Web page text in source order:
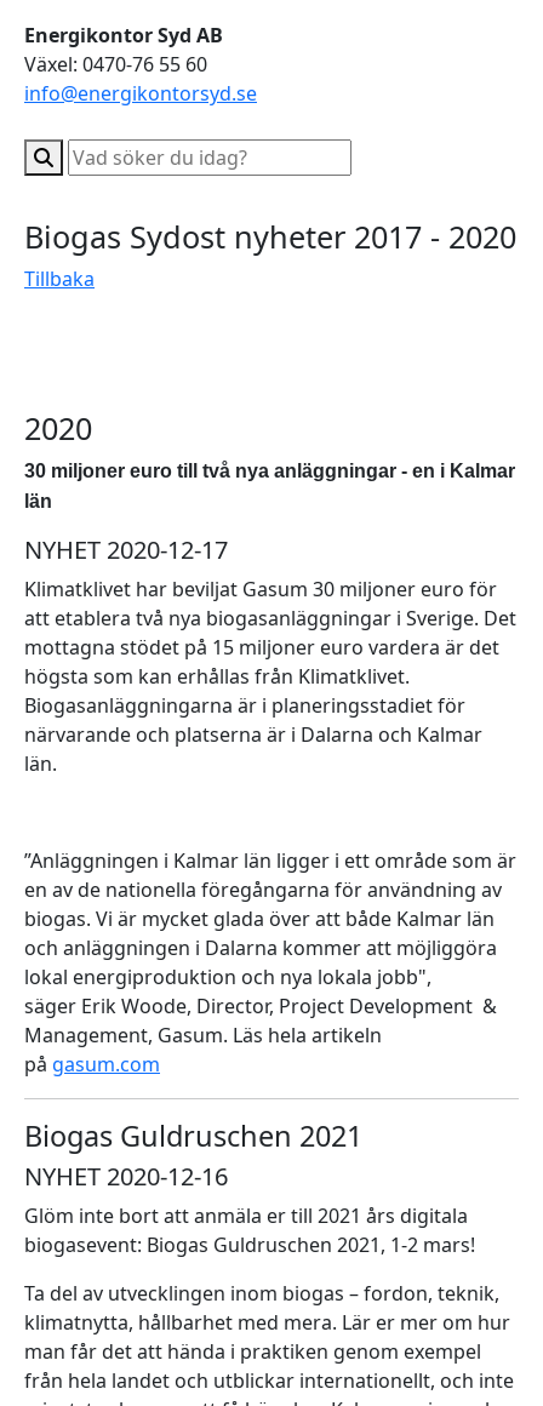
Energikontor Syd AB
Växel: 0470-76 55 60
info@energikontorsyd.se
Biogas Sydost nyheter 2017 - 2020
Tillbaka
2020
30 miljoner euro till två nya anläggningar - en i Kalmar
län
NYHET 2020-12-17
Klimatklivet har beviljat Gasum 30 miljoner euro för
att etablera två nya biogasanläggningar i Sverige. Det
mottagna stödet på 15 miljoner euro vardera är det
högsta som kan erhållas från Klimatklivet.
Biogasanläggningarna är i planeringsstadiet för
närvarande och platserna är i Dalarna och Kalmar
län.
”Anläggningen i Kalmar län ligger i ett område som är
en av de nationella föregångarna för användning av
biogas. Vi är mycket glada över att både Kalmar län
och anläggningen i Dalarna kommer att möjliggöra
lokal energiproduktion och nya lokala jobb",
säger Erik Woode, Director, Project Development &
Management, Gasum. Läs hela artikeln
på gasum.com
Biogas Guldruschen 2021
NYHET 2020-12-16
Glöm inte bort att anmäla er till 2021 års digitala
biogasevent: Biogas Guldruschen 2021, 1-2 mars!
Ta del av utvecklingen inom biogas – fordon, teknik,
klimatnytta, hållbarhet med mera. Lär er mer om hur
man får det att hända i praktiken genom exempel
från hela landet och utblickar internationellt, och inte